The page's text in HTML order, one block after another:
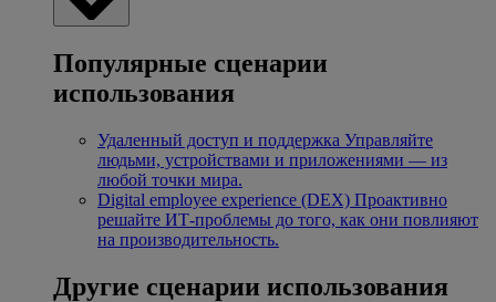
Популярные сценарии
использования
Удаленный доступ и поддержка Управляйте
людьми, устройствами и приложениями — из
любой точки мира.
Digital employee experience (DEX) Проактивно
решайте ИТ-проблемы до того, как они повлияют
на производительность.
Другие сценарии использования